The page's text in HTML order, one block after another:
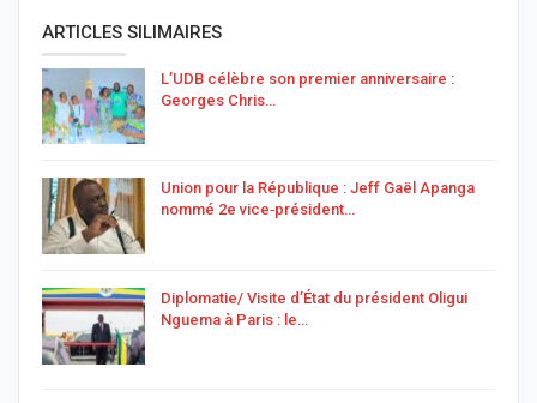
ARTICLES SILIMAIRES
L’UDB célèbre son premier anniversaire :
Georges Chris…
Union pour la République : Jeff Gaël Apanga
nommé 2e vice‑président…
Diplomatie/ Visite d’État du président Oligui
Nguema à Paris : le…